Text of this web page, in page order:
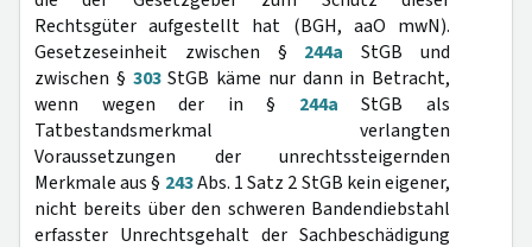
Rechtsgüter aufgestellt hat (BGH, aaO mwN).
Gesetzeseinheit zwischen § 244a StGB und
zwischen § 303StGB käme nur dann in Betracht,
wenn wegen der in § 244a StGB als
Tatbestandsmerkmal verlangten
Voraussetzungen der unrechtssteigernden
Merkmale aus § 243Abs. 1 Satz 2 StGB kein eigener,
nicht bereits über den schweren Bandendiebstahl
erfasster Unrechtsgehalt der Sachbeschädigung